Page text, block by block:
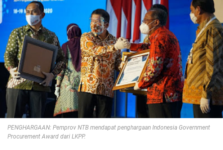
PENGHARGAAN: Pemprov NTB mendapat penghargaan Indonesia Government
Procurement Award dari LKPP.